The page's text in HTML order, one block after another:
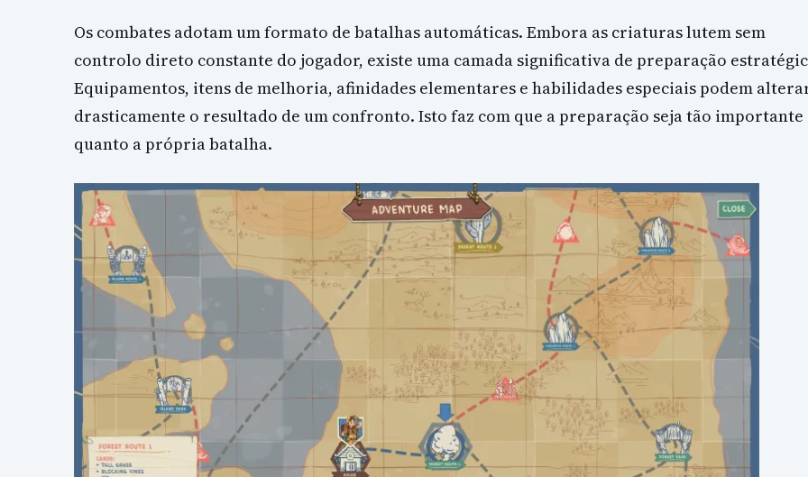
Os combates adotam um formato de batalhas automáticas. Embora as criaturas lutem sem
controlo direto constante do jogador, existe uma camada significativa de preparação
Equipamentos, itens de melhoria, afinidades elementares e habilidades especiais podem
drasticamente o resultado de um confronto. Isto faz com que a preparação seja tão importante
quanto a própria batalha.